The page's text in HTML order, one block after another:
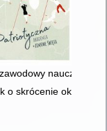
nauczycieli
wprowadzone
o skrócenie okresu